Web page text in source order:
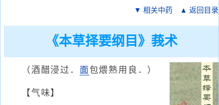
▼ 相关中药 ▲ 返回目录
《本草择要纲目》莪术
（酒醋浸过． 面 包煨熟用良．）
【气味】